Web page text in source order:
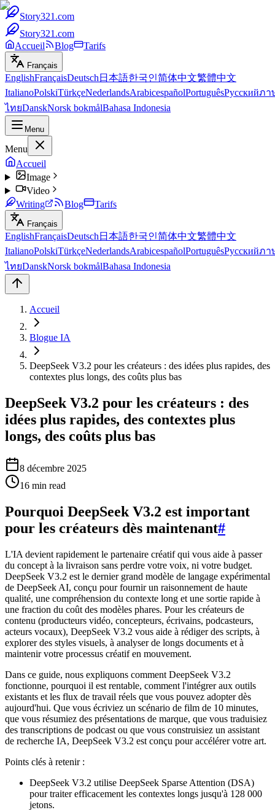
Story321.com
Story321.com
Accueil
Blog Tarifs
Français
EnglishFrançaisDeutsch 日本語한국인简体中文繁體中文
ItalianoPolskiTürkçeNederlandsArabicespañolPortuguêsРусскийภา
ไทยDanskNorsk bokmålBahasa Indonesia
Menu
Menu
Accueil
Image
Video
Writing
Blog Tarifs
Français
EnglishFrançaisDeutsch 日本語한국인简体中文繁體中文
ItalianoPolskiTürkçeNederlandsArabicespañolPortuguêsРусскийภา
ไทยDanskNorsk bokmålBahasa Indonesia
Accueil
Blogue IA
DeepSeek V3.2 pour les créateurs : des idées plus rapides, des
contextes plus longs, des coûts plus bas
DeepSeek V3.2 pour les créateurs : des
idées plus rapides, des contextes plus
longs, des coûts plus bas
8 décembre 2025
16 min read
Pourquoi DeepSeek V3.2 est important
pour les créateurs dès maintenant#
L'IA devient rapidement le partenaire créatif qui vous aide à passer
du concept à la livraison sans perdre votre voix, ni votre budget.
DeepSeek V3.2 est le dernier grand modèle de langage expérimental
de DeepSeek AI, conçu pour fournir un raisonnement de haute
qualité, une compréhension du contexte long et une sortie rapide à
une fraction du coût des modèles phares. Pour les créateurs de
contenu (producteurs vidéo, concepteurs, écrivains, podcasteurs,
acteurs vocaux), DeepSeek V3.2 vous aide à rédiger des scripts, à
explorer des styles visuels, à analyser de longs documents et à
maintenir votre processus créatif en mouvement.
Dans ce guide, nous expliquons comment DeepSeek V3.2
fonctionne, pourquoi il est rentable, comment l'intégrer aux outils
existants et les flux de travail réels que vous pouvez adopter dès
aujourd'hui. Que vous écriviez un scénario de film de 10 minutes,
que vous résumiez des présentations de marque, que vous traduisiez
des transcriptions de podcast ou que vous construisiez un assistant
de recherche IA, DeepSeek V3.2 est conçu pour accélérer votre art.
Points clés à retenir :
DeepSeek V3.2 utilise DeepSeek Sparse Attention (DSA)
pour traiter efficacement les contextes longs jusqu'à 128 000
jetons.